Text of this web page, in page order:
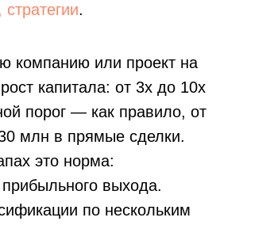
.
компанию или проект на
капитала: от 3x до 10x
порог — как правило, от
млн в прямые сделки.
это норма:
выхода.
по нескольким